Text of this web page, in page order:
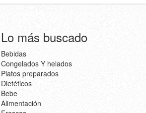
Lo más buscado
Bebidas
Congelados Y helados
Platos preparados
Dietéticos
Bebe
Alimentación